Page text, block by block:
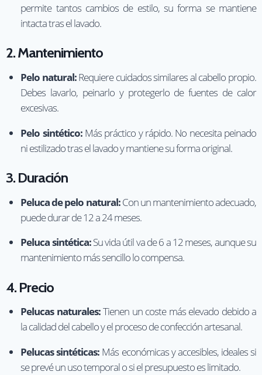
permite tantos cambios de estilo, su forma se mantiene
intacta tras el lavado.
2. Mantenimiento
Pelo natural:Requiere cuidados similares al cabello propio.
Debes lavarlo, peinarlo y protegerlo de fuentes de calor
excesivas.
Pelo sintético:Más práctico y rápido. No necesita peinado
ni estilizado tras el lavado y mantiene su forma original.
3. Duración
Peluca de pelo natural:Con un mantenimiento adecuado,
puede durar de 12 a 24 meses.
Peluca sintética:Su vida útil va de 6 a 12 meses, aunque su
mantenimiento más sencillo lo compensa.
4. Precio
Pelucas naturales:Tienen un coste más elevado debido a
la calidad del cabello y el proceso de confección artesanal.
Pelucas sintéticas: Más económicas y accesibles, ideales si
se prevé un uso temporal o si el presupuesto es limitado.